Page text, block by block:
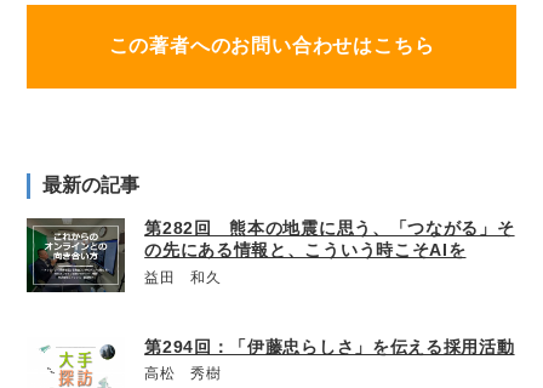
この著者へのお問い合わせはこちら
最新の記事
第282回 熊本の地震に思う、「つながる」そ
の先にある情報と、こういう時こそAIを
益田 和久
第294回：「伊藤忠らしさ」を伝える採用活動
高松 秀樹